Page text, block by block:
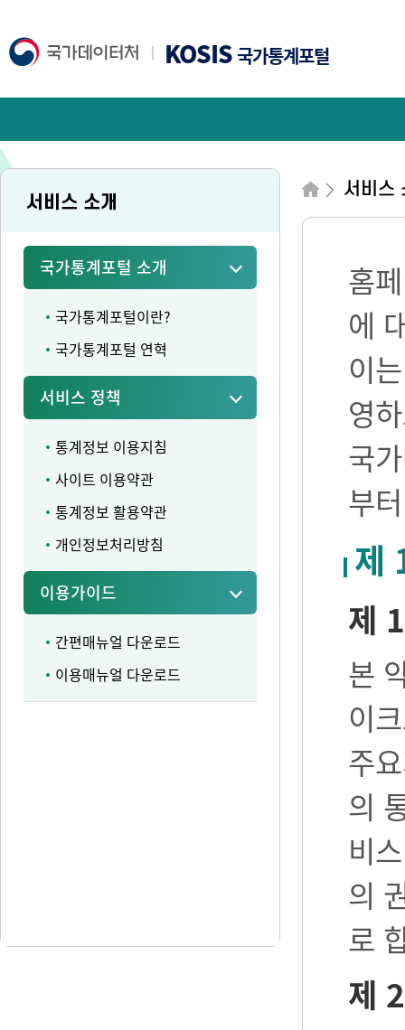
KOSIS국가통계포털
서비스 소개
국가통계포털 소개
국가통계포털이란?
국가통계포털 연혁
서비스 정책
통계정보 이용지침
사이트 이용약관
통계정보 활용약관
개인정보처리방침
이용가이드
간편매뉴얼 다운로드
이용매뉴얼 다운로드
서비스
홈
에
이
영
국
부
제
제
본
이
주
의
비
의
로
제